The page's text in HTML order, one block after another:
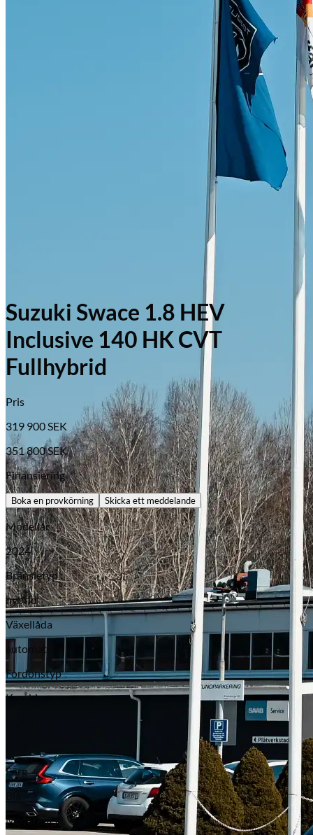
Opel
Suzuki Swace 1.8 HEV
Inclusive 140 HK CVT
Fullhybrid
Pris
319 900SEK
351 800SEK
Finansiering
Boka en provkörning Skicka ett meddelande
Modellår
2024
Bränsletyp
hybrid
Växellåda
automat
Fordonstyp
Kombi
Färg
Motoreffekt